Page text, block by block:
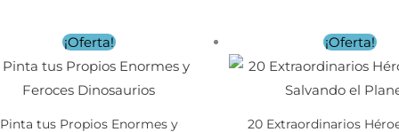
¡Oferta!
Pinta tus Propios Enormes y
precio
original
era:
El
precio
actual
es:
¡Oferta!
20 Extraordinarios
precio
original
era:
El
precio
actual
es: